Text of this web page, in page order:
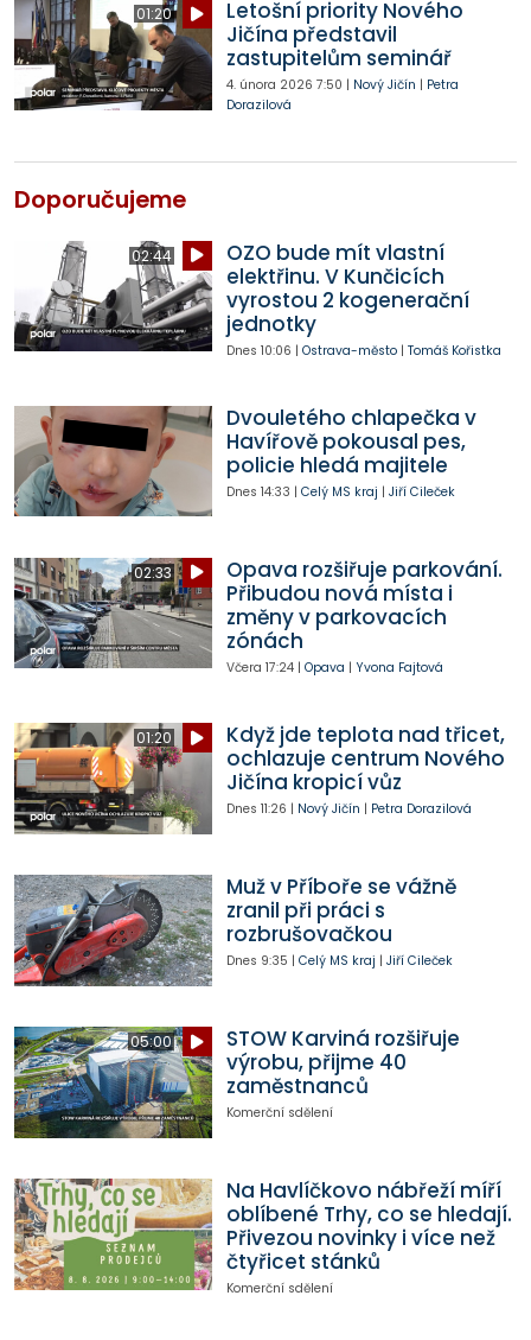
01:20
Letošní priority Nového
Jičína představil
zastupitelům seminář
4. února 2026 7:50 | Nový Jičín | Petra
Dorazilová
Doporučujeme
02:44
OZO bude mít vlastní
elektřinu. V Kunčicích
vyrostou 2 kogenerační
jednotky
Dnes 10:06 | Ostrava-město| Tomáš Kořistka
Dvouletého chlapečka v
Havířově pokousal pes,
policie hledá majitele
Dnes 14:33 | Celý MS kraj | Jiří Cileček
02:33
Opava rozšiřuje parkování.
Přibudou nová místa i
změny v parkovacích
zónách
Včera 17:24| Opava | Yvona Fajtová
01:20
Když jde teplota nad třicet,
ochlazuje centrum Nového
Jičína kropicí vůz
Dnes 11:26 | Nový Jičín | Petra Dorazilová
Muž v Příboře se vážně
zranil při práci s
rozbrušovačkou
Dnes 9:35 | Celý MS kraj | Jiří Cileček
05:00
STOW Karviná rozšiřuje
výrobu, přijme 40
zaměstnanců
Komerční sdělení
Na Havlíčkovo nábřeží míří
oblíbené Trhy, co se hledají.
Přivezou novinky i více než
čtyřicet stánků
Komerční sdělení